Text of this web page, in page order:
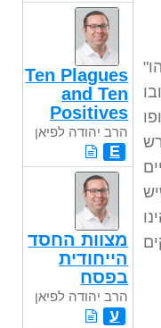
Ten Plagues
and Ten
Positives
הרב יהודה לפיאן
E
מצוות החסד
הייחודית
בפסח
הרב יהודה לפיאן
ע